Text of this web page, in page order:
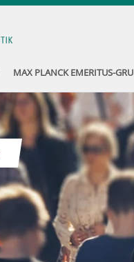
MAX PLANCK EMERITUS-